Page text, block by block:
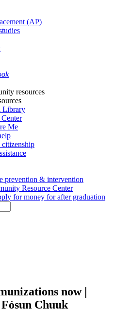
(AP)
resources
Library
Me
prevention & intervention
Resource Center
for money for after graduation
now |
Chuuk